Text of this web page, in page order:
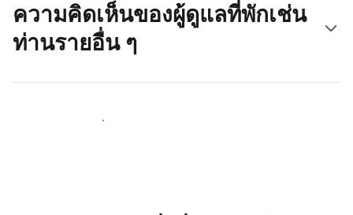
ความคิดเห็นของผู้ดูแลที่พักเช่น
ท่านรายอื่น ๆ
มาร่วมกับผู้ดูแลที่พักเช่นท่าน